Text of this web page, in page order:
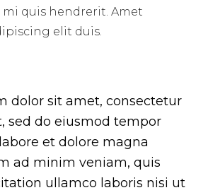
mi quis hendrerit. Amet
elit duis.
dolor sit amet, consectetur
sed do eiusmod tempor
et dolore magna
ad minim veniam, quis
ullamco laboris nisi ut